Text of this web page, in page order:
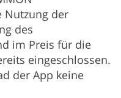
Nutzung der
des
im Preis für die
eingeschlossen.
der App keine